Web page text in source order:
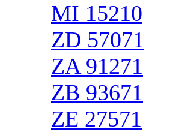
MI 15210
ZD 57071
ZA 91271
ZB 93671
ZE 27571